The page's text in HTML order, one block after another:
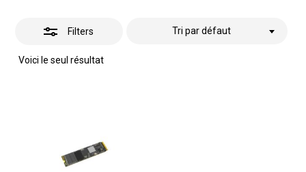
Filters
Voici le seul résultat
Tri par défaut